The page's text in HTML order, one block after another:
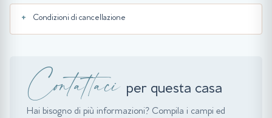
Condizioni di cancellazione
Contattaci per questa casa
Hai bisogno di più informazioni? Compila i campi ed